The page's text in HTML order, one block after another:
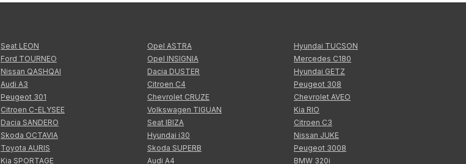
Seat LEON
Ford TOURNEO
Nissan QASHQAI
Audi A3
Peugeot 301
Citroen C-ELYSEE
Dacia SANDERO
Skoda OCTAVIA
Toyota AURIS
Kia SPORTAGE
Opel ASTRA
Opel INSIGNIA
Dacia DUSTER
Citroen C4
Chevrolet CRUZE
Volkswagen TIGUAN
Seat IBIZA
Hyundai i30
Skoda SUPERB
Audi A4
Hyundai TUCSON
Mercedes C180
Hyundai GETZ
Peugeot 308
Chevrolet AVEO
Kia RIO
Citroen C3
Nissan JUKE
Peugeot 3008
BMW 320i